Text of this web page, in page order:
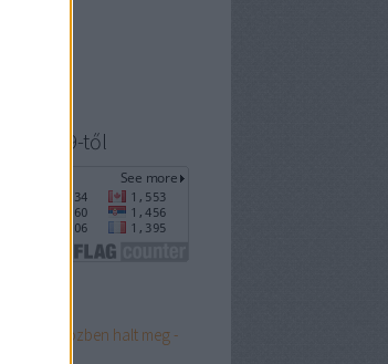
július 9-től
közben halt meg -